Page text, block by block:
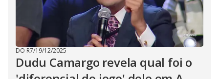
DO R7/19/12/2025
Dudu Camargo revela qual foi o